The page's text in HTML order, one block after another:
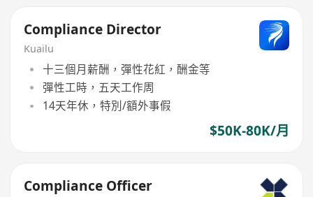
Compliance Director
Kuailu
十三個月薪酬，彈性花紅，酬金等
彈性工時，五天工作周
14天年休，特別/額外事假
$50K-80K/月
Compliance Officer